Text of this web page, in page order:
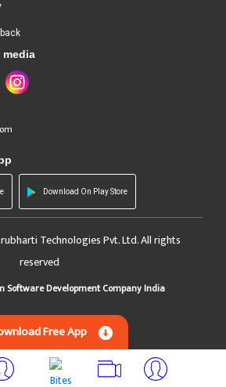
Download On Play Store
Technologies Pvt. Ltd. All rights
reserved
Software Development Company India
Free App